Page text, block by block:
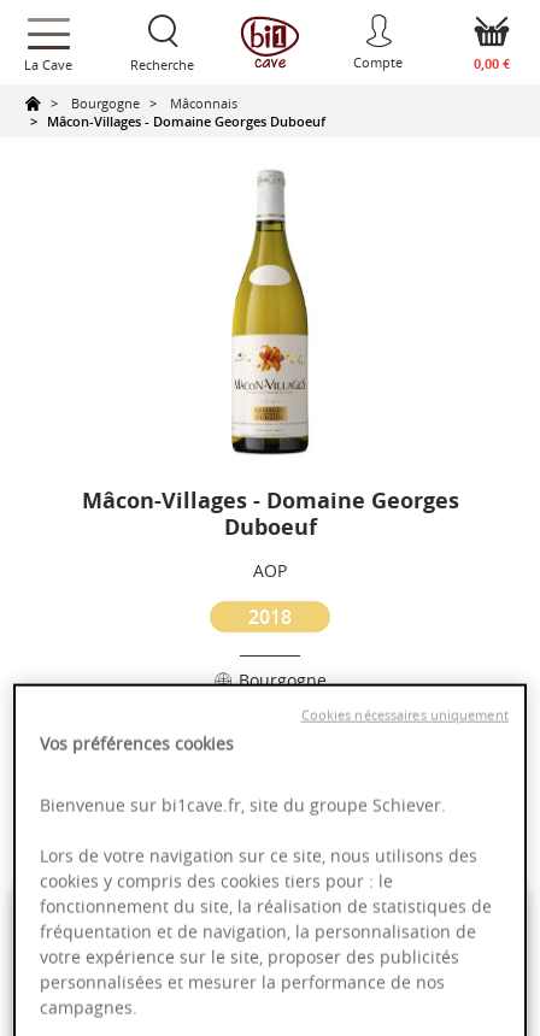
text.skipToContent
text.skipToNavigation
La Cave Recherche Compte 0,00 €
Bourgogne
Mâconnais
Mâcon-Villages - Domaine Georges Duboeuf
Mâcon-Villages - Domaine Georges
Duboeuf
AOP
2018
Bourgogne
Puissant
Epicé
6,99 €
75cl- soit9,32 €/ L
Vos préférences cookies
Bienvenue sur bi1cave.fr, site du groupe Schiever.
Lors de votre navigation sur ce site, nous utilisons des
cookies y compris des cookies tiers pour : le
fonctionnement du site, la réalisation de statistiques de
fréquentation et de navigation, la personnalisation de
votre expérience sur le site, proposer des publicités
personnalisées et mesurer la performance de nos
campagnes.
Cookies nécessaires uniquement